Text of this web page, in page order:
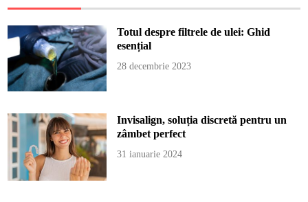
Totul despre filtrele de ulei: Ghid
esențial
28 decembrie 2023
Invisalign, soluția discretă pentru un
zâmbet perfect
31 ianuarie 2024